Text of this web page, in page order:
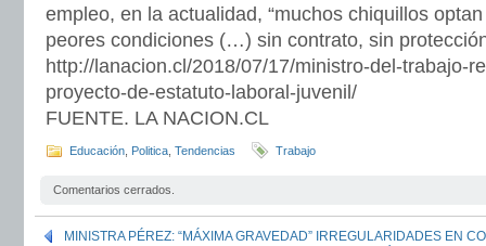
empleo, en la actualidad, “muchos chiquillos
peores condiciones (…) sin contrato, sin
http://lanacion.cl/2018/07/17/ministro-del-trabajo-
proyecto-de-estatuto-laboral-juvenil/
FUENTE. LA NACION.CL
Educación Politica Tendencias Trabajo
Comentarios cerrados.
MINISTRA PÉREZ: “MÁXIMA GRAVEDAD” IRREGULARIDADES EN